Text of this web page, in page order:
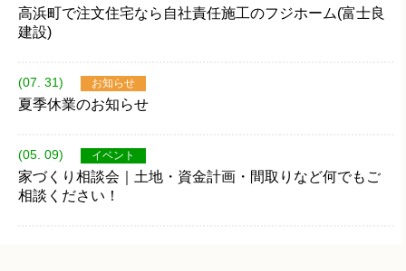
高浜町で注文住宅なら自社責任施工のフジホーム(富士良
建設)
(07. 31) お知らせ
夏季休業のお知らせ
(05. 09) イベント
家づくり相談会｜土地・資金計画・間取りなど何でもご
相談ください！